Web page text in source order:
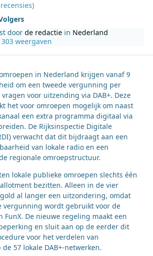
doorde redactie in Nederland
303 weergaven
in Nederland krijgen vanaf 9
om een tweede vergunning per
voor uitzending via DAB+. Deze
het voor omroepen mogelijk om naast
een extra programma digitaal via
De Rijksinspectie Digitale
verwacht dat dit bijdraagt aan een
van lokale radio en een
regionale omroepstructuur.
lokale publieke omroepen slechts één
bezitten. Alleen in de vier
al langer een uitzondering, omdat
vergunning wordt gebruikt voor de
FunX. De nieuwe regeling maakt een
en sluit aan op de eerder dit
voor het verdelen van
57 lokale DAB+-netwerken.